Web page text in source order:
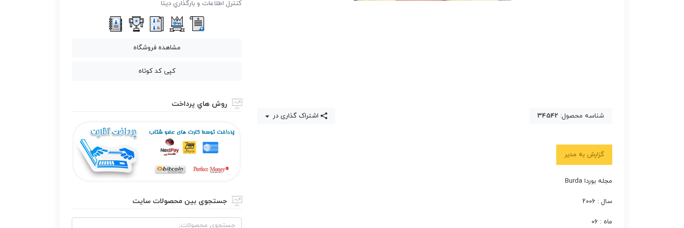
شناسه محصول: 34542 اشتراک گذاری در
گزارش به مدیر
مجله بوردا Burda
سال : ۲۰۰۶
ماه : ۰۶
كنترل اطلاعات و بارگذاري ديتا
مشاهده فروشگاه
کپی کد کوتاه
روش هاي پرداخت
جستجوی بین محصولات سایت
جستجو